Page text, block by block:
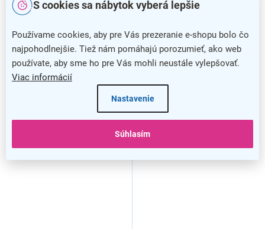
S cookies sa nábytok vyberá lepšie
Používame cookies, aby pre Vás prezeranie e-shopu bolo čo
najpohodlnejšie. Tiež nám pomáhajú porozumieť, ako web
používate, aby sme ho pre Vás mohli neustále vylepšovať.
Viac informácií
Nastavenie
Súhlasím
Horná skrinka sklenená
Vento GV-40/72 pravá, dub
Horná skrinka sklenená
Vento GV-40/72, ľavá, biela